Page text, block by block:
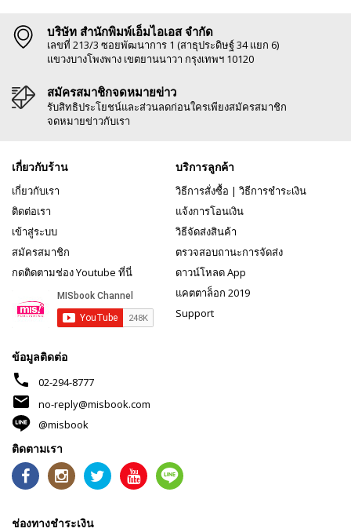
บริษัท สำนักพิมพ์เอ็มไอเอส จำกัด
เลขที่ 213/3 ซอยพัฒนาการ 1 (สาธุประดิษฐ์ 34 แยก 6)
แขวงบางโพงพาง เขตยานนาวา กรุงเทพฯ 10120
สมัครสมาชิกจดหมายข่าว
รับสิทธิประโยชน์และส่วนลดก่อนใครเพียงสมัครสมาชิก
จดหมายข่าวกับเรา
เกี่ยวกับร้าน
เกี่ยวกับเรา
ติดต่อเรา
เข้าสู่ระบบ
สมัครสมาชิก
กดติดตามช่อง Youtube ที่นี่
บริการลูกค้า
วิธีการสั่งซื้อ | วิธีการชำระเงิน
แจ้งการโอนเงิน
วิธีจัดส่งสินค้า
ตรวจสอบถานะการจัดส่ง
ดาวน์โหลด App
แคตตาล็อก 2019
Support
ข้อมูลติดต่อ
phone 02-294-8777
mail
no-reply@misbook.com
@misbook
ติดตามเรา
ช่องทางชำระเงิน